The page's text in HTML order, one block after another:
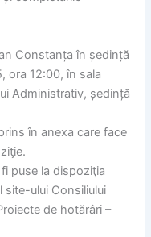
Constanța în ședință
ora 12:00, în sala
Administrativ, ședință
în anexa care face
puse la dispoziţia
site-ului Consiliului
de hotărâri –